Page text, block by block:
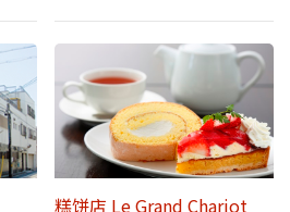
糕饼店 Le Grand Chariot